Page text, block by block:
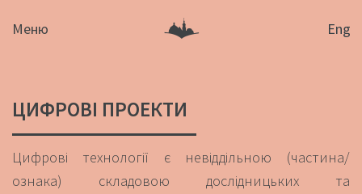
Меню Eng
ЦИФРОВІ ПРОЕКТИ
Цифрові технології є невіддільною (частина/
ознака) складовою дослідницьких та